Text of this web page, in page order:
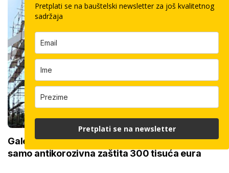
Galerija: Sanacija olimpijskog bazena iz 1972.,
samo antikorozivna zaštita 300 tisuća eura
Pretplati se na bauštelski newsletter za još kvalitetnog
sadržaja
Pretplati se na newsletter